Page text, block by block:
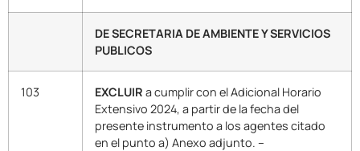
DE SECRETARIA DE AMBIENTE Y SERVICIOS
PUBLICOS
103 EXCLUIR a cumplir con el Adicional Horario
Extensivo 2024, a partir de la fecha del
presente instrumento a los agentes citado
en el punto a) Anexo adjunto. –